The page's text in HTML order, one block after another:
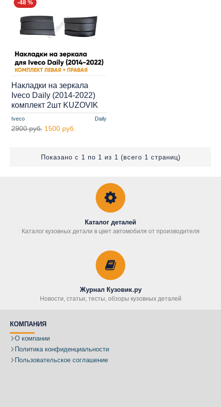
-48 %
Iveco Daily
Накладки на зеркала
Iveco Daily (2014-2022)
комплект 2шт KUZOVIK
2900 руб. 1500 руб.
Показано с 1 по 1 из 1 (всего 1 страниц)
Каталог деталей
Каталог кузовных детали в цвет автомобиля от производителя
Журнал Кузовик.ру
Новости, статьи, тесты, обзоры кузовных деталей
КОМПАНИЯ
О компании
Политика конфиденциальности
Пользовательское соглашение